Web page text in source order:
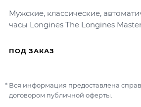
Мужские, классические,
часы Longines The Longines
ПОД ЗАКАЗ
Вся информация предоставлена
договором публичной оферты.